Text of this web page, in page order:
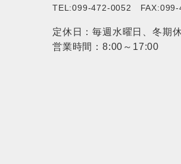
TEL:099-472-0052 FAX:099-
定休日：毎週水曜日、冬期
営業時間：8:00～17:00